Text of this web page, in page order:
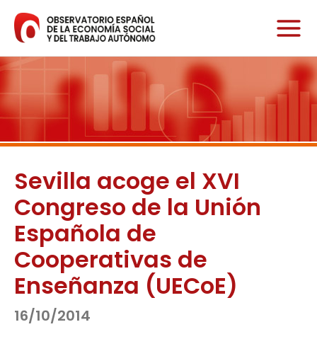
contenido
Sevilla acoge el XVI
Congreso de la Unión
Española de
Cooperativas de
Enseñanza (UECoE)
16/10/2014